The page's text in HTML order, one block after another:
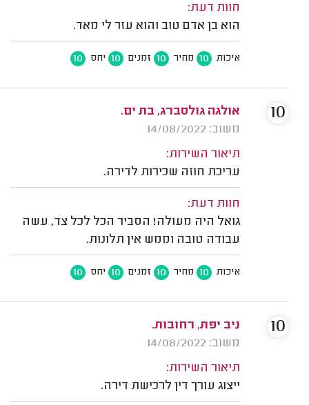
חוות דעת:
הוא בן אדם טוב והוא עזר לי מאד.
איכות 10 מחיר 10 זמנים 10 יחס 10
אולגה גולסברג, בת ים.
משוב: 14/08/2022
תיאור השירות:
עריכת חוזה שכירות לדירה.
חוות דעת:
גואל היה מעולה! הסביר הכל לכל צד, עשה
עבודה טובה וממש אין תלונות.
איכות 10 מחיר 10 זמנים 10 יחס 10
10
ניב יפת, רחובות.
משוב: 14/08/2022
תיאור השירות:
ייצוג עורך דין לרכישת דירה.
10